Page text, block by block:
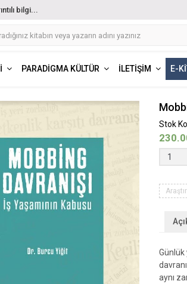
bilgi...
PARADIGMA KÜLTÜR İLETIŞIM E-
Stok
Mobbing
adet
aynı